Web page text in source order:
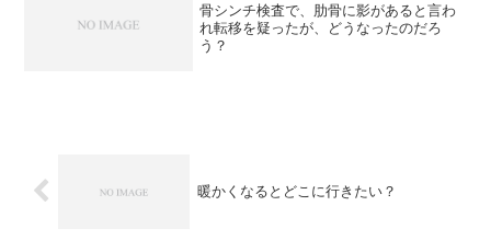
骨シンチ検査で、肋骨に影があると言わ
れ転移を疑ったが、どうなったのだろ
う？
暖かくなるとどこに行きたい？